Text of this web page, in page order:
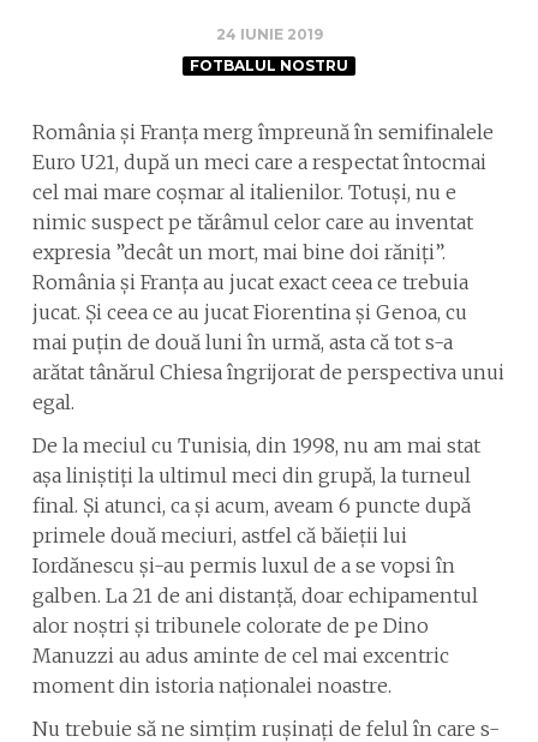
24 IUNIE 2019
FOTBALUL NOSTRU
România și Franța merg împreună în semifinalele
Euro U21, după un meci care a respectat întocmai
cel mai mare coșmar al italienilor. Totuși, nu e
nimic suspect pe tărâmul celor care au inventat
expresia ”decât un mort, mai bine doi răniți”.
România și Franța au jucat exact ceea ce trebuia
jucat. Și ceea ce au jucat Fiorentina și Genoa, cu
mai puțin de două luni în urmă, asta că tot s-a
arătat tânărul Chiesa îngrijorat de perspectiva unui
egal.
De la meciul cu Tunisia, din 1998, nu am mai stat
așa liniștiți la ultimul meci din grupă, la turneul
final. Și atunci, ca și acum, aveam 6 puncte după
primele două meciuri, astfel că băieții lui
Iordănescu și-au permis luxul de a se vopsi în
galben. La 21 de ani distanță, doar echipamentul
alor noștri și tribunele colorate de pe Dino
Manuzzi au adus aminte de cel mai excentric
moment din istoria naționalei noastre.
Nu trebuie să ne simțim rușinați de felul în care s-